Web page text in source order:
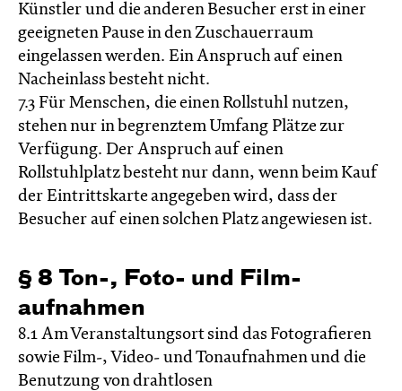
Künstler und die anderen Besucher erst in einer
geeigneten Pause in den Zuschauerraum
eingelassen werden. Ein Anspruch auf einen
Nacheinlass besteht nicht.
7.3 Für Menschen, die einen Rollstuhl nutzen,
stehen nur in begrenztem Umfang Plätze zur
Verfügung. Der Anspruch auf einen
Rollstuhlplatz besteht nur dann, wenn beim Kauf
der Eintrittskarte angegeben wird, dass der
Besucher auf einen solchen Platz angewiesen ist.
§ 8 Ton-, Foto- und Film­
aufnahmen
8.1 Am Veranstaltungsort sind das Fotografieren
sowie Film-, Video- und Tonaufnahmen und die
Benutzung von drahtlosen